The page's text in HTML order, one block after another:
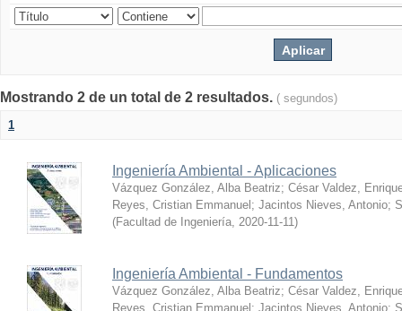
Mostrando 2 de un total de 2 resultados. ( segundos)
1
Ingeniería Ambiental - Aplicaciones
Vázquez González, Alba Beatriz; César Valdez,
Reyes, Cristian Emmanuel ; Jacintos Nieves, Antonio;
(Facultad de Ingeniería, 2020-11-11)
Ingeniería Ambiental - Fundamentos
Vázquez González, Alba Beatriz; César Valdez,
Reyes, Cristian Emmanuel ; Jacintos Nieves, Antonio;